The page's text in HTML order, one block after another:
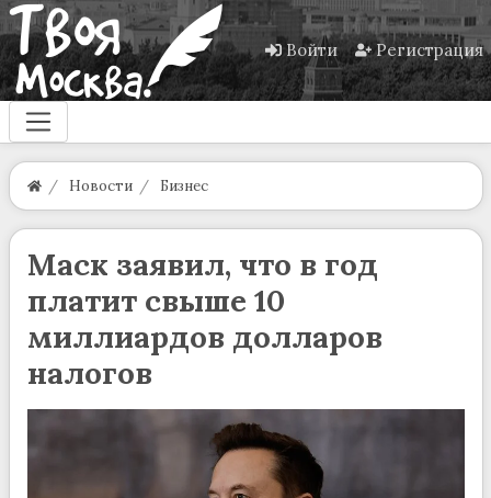
Войти Регистрация
Новости Бизнес
Маск заявил, что в год
платит свыше 10
миллиардов долларов
налогов